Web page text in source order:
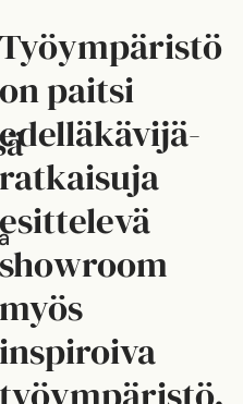
Työympäristö
on paitsi
edelläkävijä-
ratkaisuja
esittelevä
showroom
myös
inspiroiva